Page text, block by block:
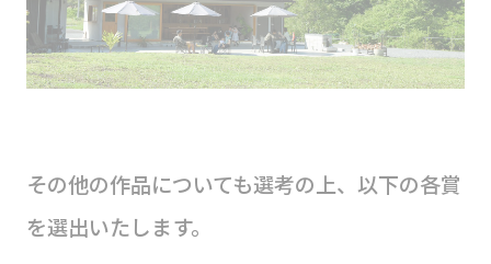
その他の作品についても選考の上、以下の各賞
を選出いたします。